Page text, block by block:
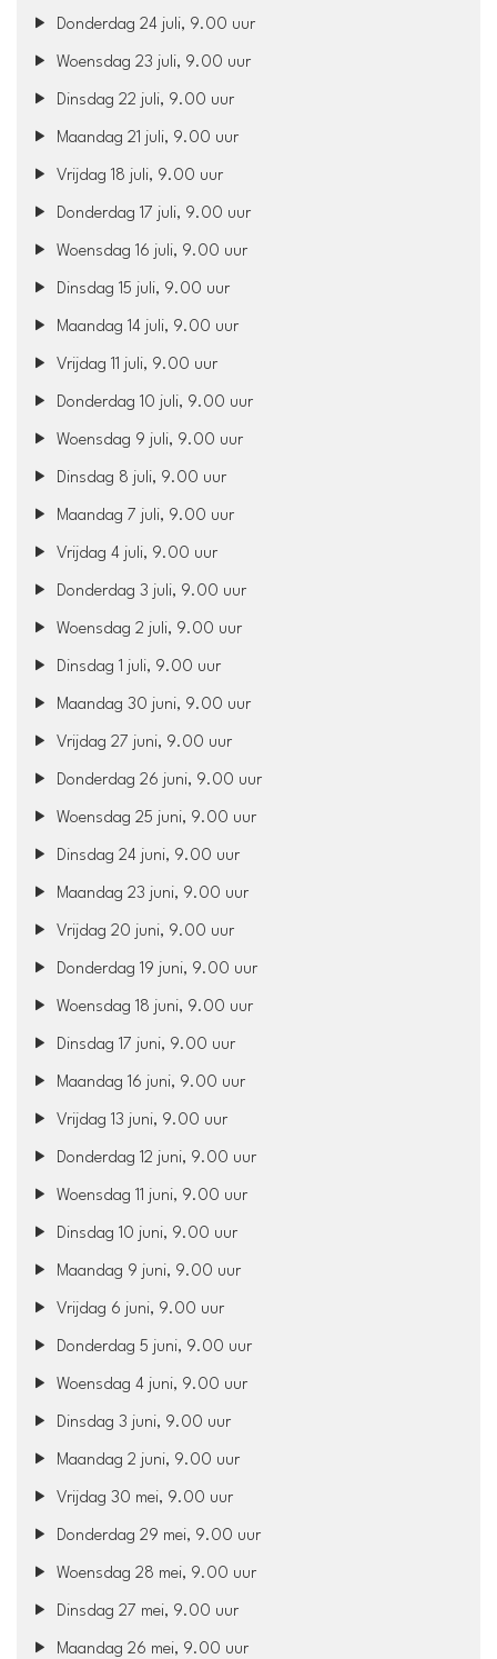
Donderdag 24 juli, 9.00 uur
Woensdag 23 juli, 9.00 uur
Dinsdag 22 juli, 9.00 uur
Maandag 21 juli, 9.00 uur
Vrijdag 18 juli, 9.00 uur
Donderdag 17 juli, 9.00 uur
Woensdag 16 juli, 9.00 uur
Dinsdag 15 juli, 9.00 uur
Maandag 14 juli, 9.00 uur
Vrijdag 11 juli, 9.00 uur
Donderdag 10 juli, 9.00 uur
Woensdag 9 juli, 9.00 uur
Dinsdag 8 juli, 9.00 uur
Maandag 7 juli, 9.00 uur
Vrijdag 4 juli, 9.00 uur
Donderdag 3 juli, 9.00 uur
Woensdag 2 juli, 9.00 uur
Dinsdag 1 juli, 9.00 uur
Maandag 30 juni, 9.00 uur
Vrijdag 27 juni, 9.00 uur
Donderdag 26 juni, 9.00 uur
Woensdag 25 juni, 9.00 uur
Dinsdag 24 juni, 9.00 uur
Maandag 23 juni, 9.00 uur
Vrijdag 20 juni, 9.00 uur
Donderdag 19 juni, 9.00 uur
Woensdag 18 juni, 9.00 uur
Dinsdag 17 juni, 9.00 uur
Maandag 16 juni, 9.00 uur
Vrijdag 13 juni, 9.00 uur
Donderdag 12 juni, 9.00 uur
Woensdag 11 juni, 9.00 uur
Dinsdag 10 juni, 9.00 uur
Maandag 9 juni, 9.00 uur
Vrijdag 6 juni, 9.00 uur
Donderdag 5 juni, 9.00 uur
Woensdag 4 juni, 9.00 uur
Dinsdag 3 juni, 9.00 uur
Maandag 2 juni, 9.00 uur
Vrijdag 30 mei, 9.00 uur
Donderdag 29 mei, 9.00 uur
Woensdag 28 mei, 9.00 uur
Dinsdag 27 mei, 9.00 uur
Maandag 26 mei, 9.00 uur